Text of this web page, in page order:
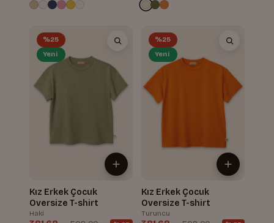
%25
Yeni
Kız Erkek Çocuk
Oversize T-shirt
Haki
%25
Yeni
Kız Erkek Çocuk
Oversize T-shirt
Turuncu